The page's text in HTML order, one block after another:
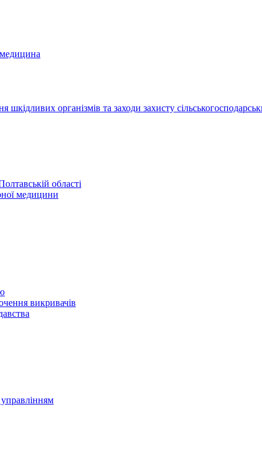
медицина
організмів та заходи захисту
області
медицини
викривачів